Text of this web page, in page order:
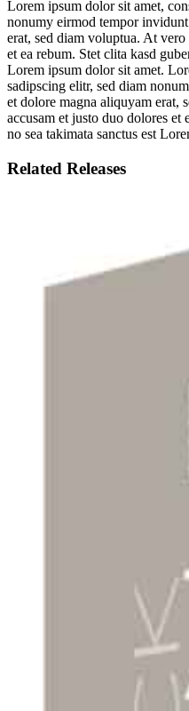
Lorem ipsum dolor sit amet,
nonumy eirmod tempor
erat, sed diam voluptua. At
et ea rebum. Stet clita kasd
Lorem ipsum dolor sit amet.
sadipscing elitr, sed diam
et dolore magna aliquyam erat,
accusam et justo duo dolores et
no sea takimata sanctus est
Related Releases